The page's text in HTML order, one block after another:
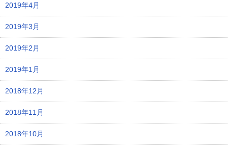
2019年4月
2019年3月
2019年2月
2019年1月
2018年12月
2018年11月
2018年10月